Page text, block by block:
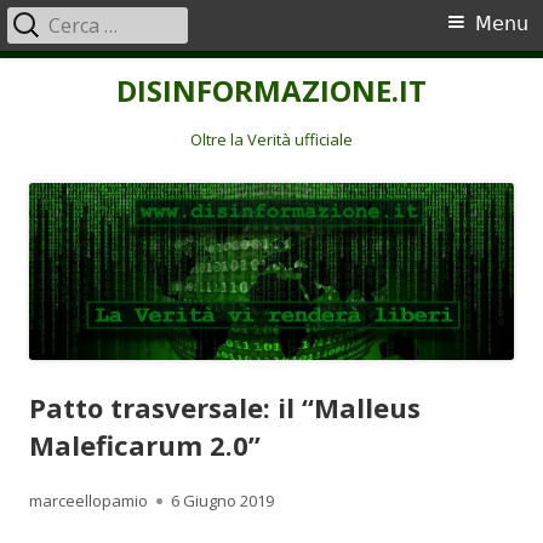
DISINFORMAZIONE.IT
Oltre la Verità ufficiale
Menu
principale
Menu
Ricerca
per:
Patto trasversale: il “Malleus
Maleficarum 2.0”
Autore
marceellopamio Pubblicato
6 Giugno 2019